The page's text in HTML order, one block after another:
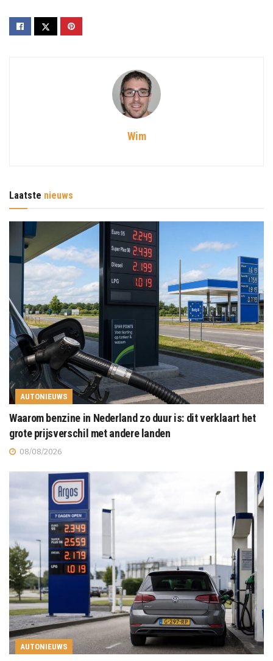
Wim
Laatste nieuws
AUTONIEUWS
Waarom benzine in Nederland zo duur is: dit verklaart het
grote prijsverschil met andere landen
08/08/2026
AUTONIEUWS